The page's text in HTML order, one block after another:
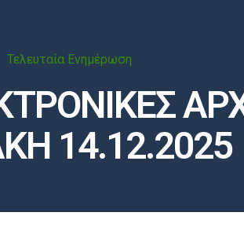
Τελευταία Ενημέρωση
14.12.2025